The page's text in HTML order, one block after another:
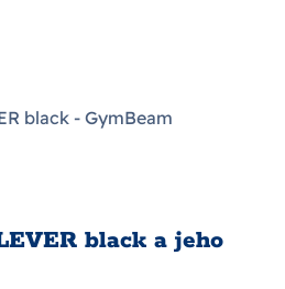
black a jeho